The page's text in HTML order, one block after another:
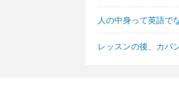
人の中身って英語で
レッスンの後、カバ